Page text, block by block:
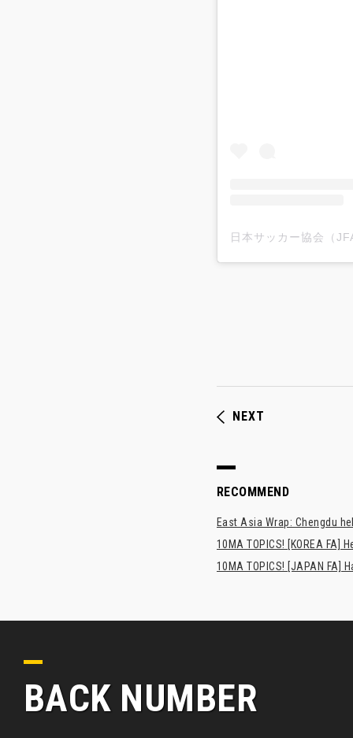
NEXT
RECOMMEND
East Asia Wrap: Chengdu
10MA TOPICS! [KOREA FA]
10MA TOPICS! [JAPAN
BACK NUMBER